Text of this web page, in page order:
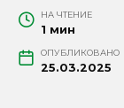
НА ЧТЕНИЕ
1 мин
ОПУБЛИКОВАНО
25.03.2025